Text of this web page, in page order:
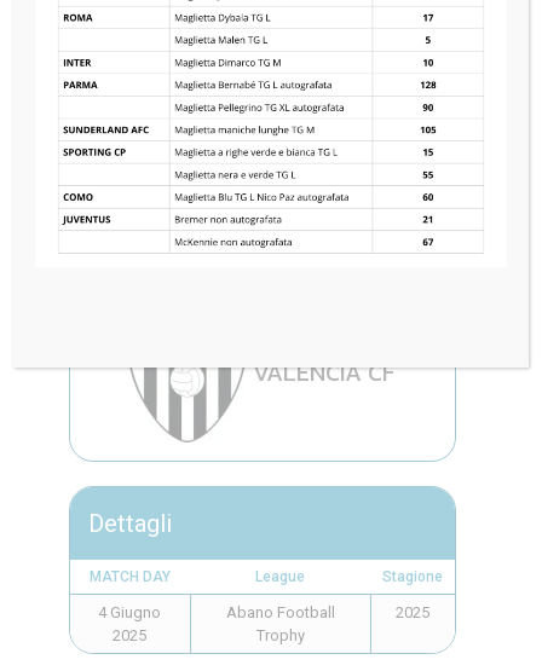
LEGIA WARSZAWA
4
—
VALENCIA CF
Dettagli
MATCH DAY League Stagione
4 Giugno
2025
Abano Football
Trophy
2025